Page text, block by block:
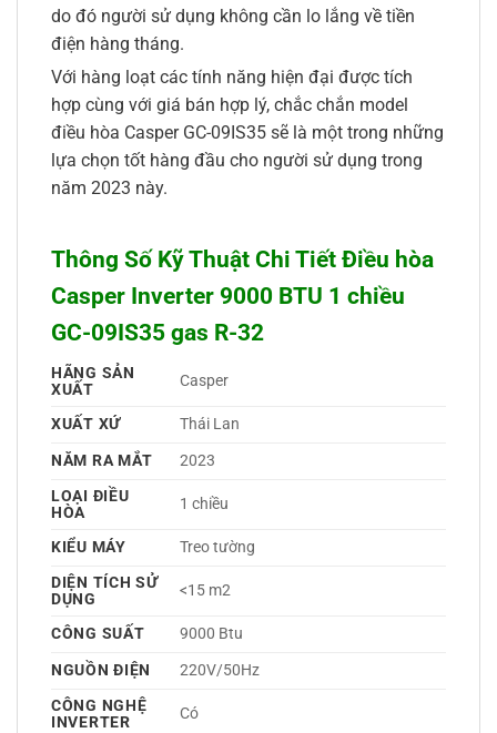
do đó người sử dụng không cần lo lắng về tiền
điện hàng tháng.
Với hàng loạt các tính năng hiện đại được tích
hợp cùng với giá bán hợp lý, chắc chắn model
điều hòa Casper GC-09IS35 sẽ là một trong những
lựa chọn tốt hàng đầu cho người sử dụng trong
năm 2023 này.
Thông Số Kỹ Thuật Chi Tiết Điều hòa
Casper Inverter 9000 BTU 1 chiều
GC-09IS35 gas R-32
HÃNG SẢN
XUẤT
Casper
XUẤT XỨ
Thái Lan
NĂM RA MẮT
2023
LOẠI ĐIỀU
HÒA
1 chiều
KIỂU MÁY
Treo tường
DIỆN TÍCH SỬ
DỤNG
<15 m2
CÔNG SUẤT
9000 Btu
NGUỒN ĐIỆN
220V/50Hz
CÔNG NGHỆ
INVERTER
Có